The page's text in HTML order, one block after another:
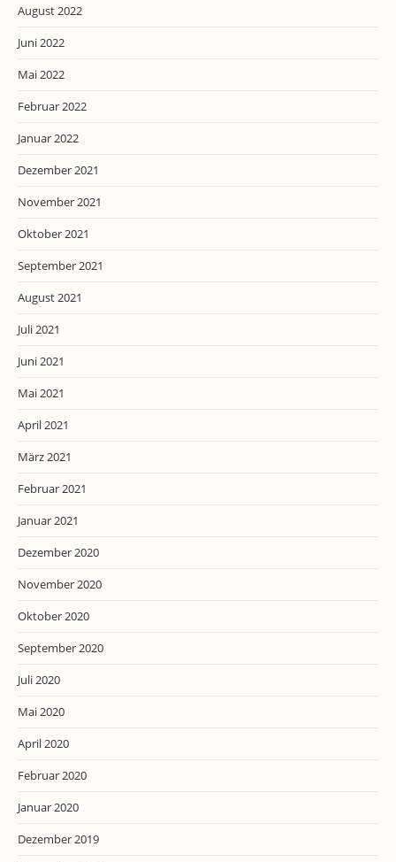
August 2022
Juni 2022
Mai 2022
Februar 2022
Januar 2022
Dezember 2021
November 2021
Oktober 2021
September 2021
August 2021
Juli 2021
Juni 2021
Mai 2021
April 2021
März 2021
Februar 2021
Januar 2021
Dezember 2020
November 2020
Oktober 2020
September 2020
Juli 2020
Mai 2020
April 2020
Februar 2020
Januar 2020
Dezember 2019